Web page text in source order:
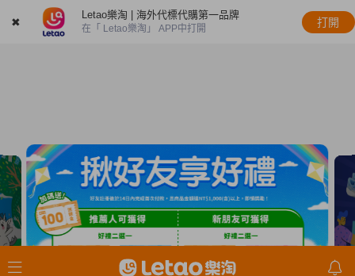
✖
Letao樂淘 | 海外代標代購第一品牌
在「 Letao樂淘」 APP中打開
打開